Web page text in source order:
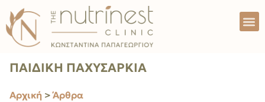
ΠΑΙΔΙΚΗ ΠΑΧΥΣΑΡΚΙΑ
Αρχική >Άρθρα